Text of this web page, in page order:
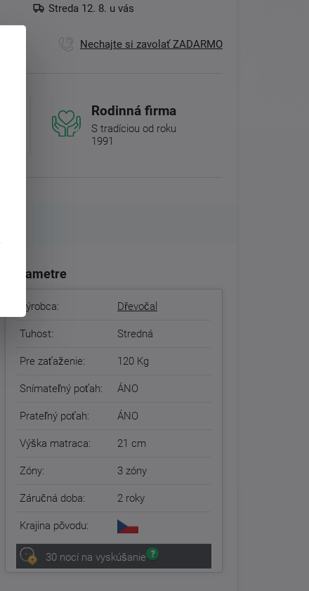
Streda 12. 8. u vás
Nechajte si zavolať ZADARMO
Rodinná firma
S tradíciou od roku
1991
Parametre
Výrobca: Dřevočal
Tuhost: Stredná
Pre zaťaženie: 120 Kg
Snímateľný poťah: ÁNO
Prateľný poťah: ÁNO
Výška matraca: 21 cm
Zóny: 3 zóny
Záručná doba: 2 roky
Krajina pôvodu:
30 nocí na vyskúšanie